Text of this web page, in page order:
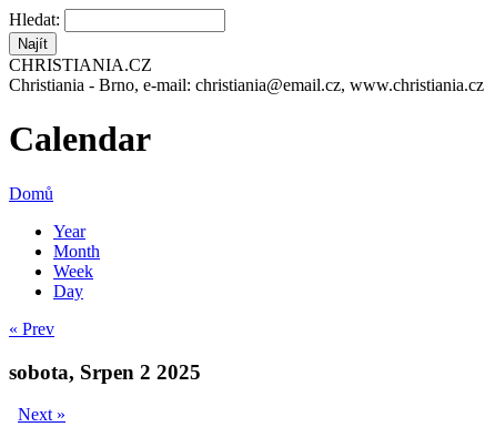
Hledat:
CHRISTIANIA.CZ
Christiania - Brno, e-mail: christiania@email.cz, www.christiania.cz
Calendar
Domů
Year
Month
Week
Day
« Prev
sobota, Srpen 2 2025
Next »